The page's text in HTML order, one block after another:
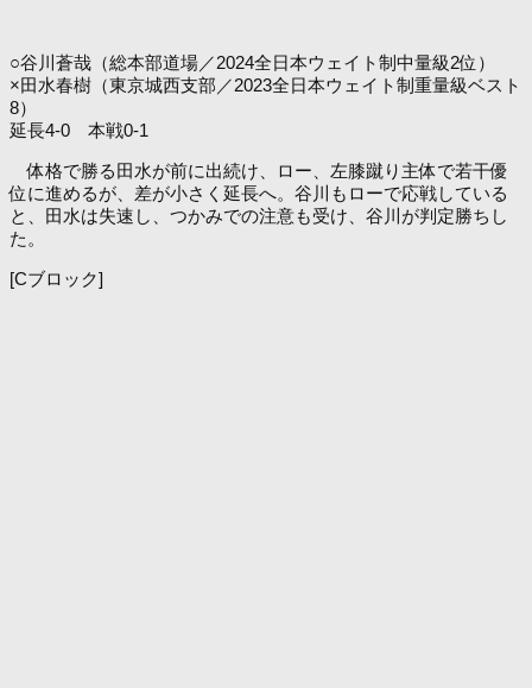
○谷川蒼哉（総本部道場／2024全日本ウェイト制中量級2位）
×田水春樹（東京城西支部／2023全日本ウェイト制重量級ベスト
8）
延長4-0 本戦0-1
体格で勝る田水が前に出続け、ロー、左膝蹴り主体で若干優
位に進めるが、差が小さく延長へ。谷川もローで応戦している
と、田水は失速し、つかみでの注意も受け、谷川が判定勝ちし
た。
[Cブロック]